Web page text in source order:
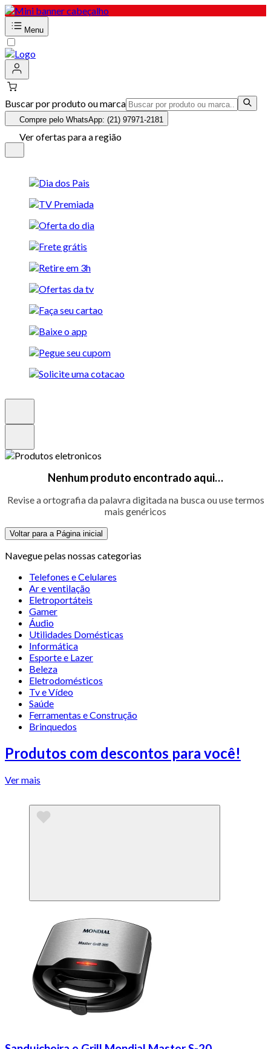
Menu
Buscar por produto ou marca
Compre pelo WhatsApp: (21) 97971-2181
Ver ofertas para a região
Nenhum produto encontrado aqui…
Revise a ortografia da palavra digitada na busca ou use termos
mais genéricos
Voltar para a Página inicial
Navegue pelas nossas categorias
Telefones e Celulares
Ar e ventilação
Eletroportáteis
Gamer
Áudio
Utilidades Domésticas
Informática
Esporte e Lazer
Beleza
Eletrodomésticos
Tv e Vídeo
Saúde
Ferramentas e Construção
Brinquedos
Produtos com descontos para você!
Ver mais